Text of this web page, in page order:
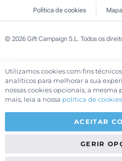
Política de cookies
© 2026 Gift Campaign S.L. Todos os
Utilizamos cookies com fins
analíticos para melhorar a sua
nossas cookies opcionais, a mesma
mais, leia a nossa política de cookies
ACEITAR
GERIR